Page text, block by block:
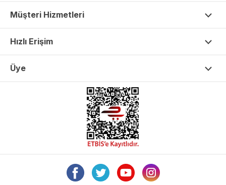
Müşteri Hizmetleri
Hızlı Erişim
Üye